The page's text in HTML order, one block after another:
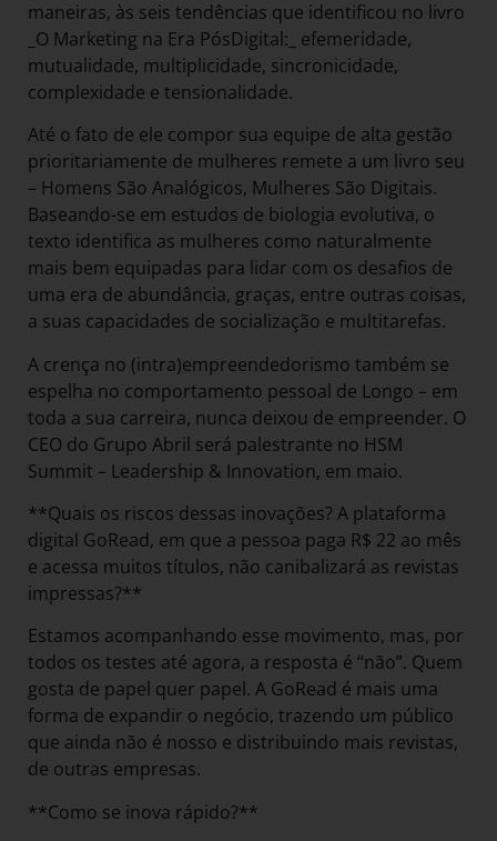
maneiras, às seis tendências que identificou no livro
_O Marketing na Era PósDigital:_ efemeridade,
mutualidade, multiplicidade, sincronicidade,
complexidade e tensionalidade.
Até o fato de ele compor sua equipe de alta gestão
prioritariamente de mulheres remete a um livro seu
– Homens São Analógicos, Mulheres São Digitais.
Baseando-se em estudos de biologia evolutiva, o
texto identifica as mulheres como naturalmente
mais bem equipadas para lidar com os desafios de
uma era de abundância, graças, entre outras coisas,
a suas capacidades de socialização e multitarefas.
A crença no (intra)empreendedorismo também se
espelha no comportamento pessoal de Longo – em
toda a sua carreira, nunca deixou de empreender. O
CEO do Grupo Abril será palestrante no HSM
Summit – Leadership & Innovation, em maio.
**Quais os riscos dessas inovações? A plataforma
digital GoRead, em que a pessoa paga R$ 22 ao mês
e acessa muitos títulos, não canibalizará as revistas
impressas?**
Estamos acompanhando esse movimento, mas, por
todos os testes até agora, a resposta é “não”. Quem
gosta de papel quer papel. A GoRead é mais uma
forma de expandir o negócio, trazendo um público
que ainda não é nosso e distribuindo mais revistas,
de outras empresas.
**Como se inova rápido?**